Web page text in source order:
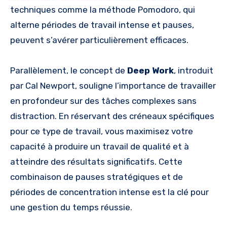
techniques comme la méthode Pomodoro, qui
alterne périodes de travail intense et pauses,
peuvent s’avérer particulièrement efficaces.
Parallèlement, le concept de Deep Work, introduit
par Cal Newport, souligne l’importance de travailler
en profondeur sur des tâches complexes sans
distraction. En réservant des créneaux spécifiques
pour ce type de travail, vous maximisez votre
capacité à produire un travail de qualité et à
atteindre des résultats significatifs. Cette
combinaison de pauses stratégiques et de
périodes de concentration intense est la clé pour
une gestion du temps réussie.